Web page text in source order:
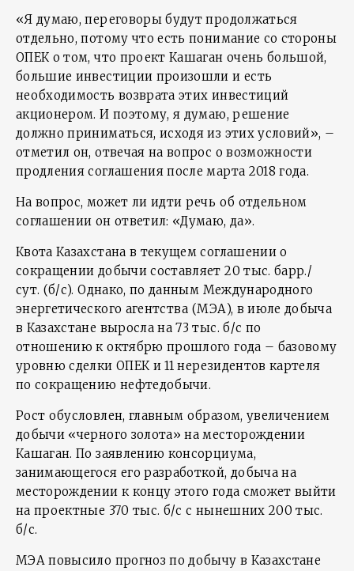
«Я думаю, переговоры будут продолжаться
отдельно, потому что есть понимание со стороны
ОПЕК о том, что проект Кашаган очень большой,
большие инвестиции произошли и есть
необходимость возврата этих инвестиций
акционером. И поэтому, я думаю, решение
должно приниматься, исходя из этих условий», –
отметил он, отвечая на вопрос о возможности
продления соглашения после марта 2018 года.
На вопрос, может ли идти речь об отдельном
соглашении он ответил: «Думаю, да».
Квота Казахстана в текущем соглашении о
сокращении добычи составляет 20 тыс. барр./
сут. (б/с). Однако, по данным Международного
энергетического агентства (МЭА), в июле добыча
в Казахстане выросла на 73 тыс. б/с по
отношению к октябрю прошлого года – базовому
уровню сделки ОПЕК и 11 нерезидентов картеля
по сокращению нефтедобычи.
Рост обусловлен, главным образом, увеличением
добычи «черного золота» на месторождении
Кашаган. По заявлению консорциума,
занимающегося его разработкой, добыча на
месторождении к концу этого года сможет выйти
на проектные 370 тыс. б/с с нынешних 200 тыс.
б/с.
МЭА повысило прогноз по добычу в Казахстане